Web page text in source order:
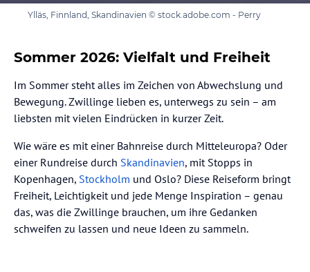
Ylläs, Finnland, Skandinavien © stock.adobe.com - Perry
Sommer 2026: Vielfalt und Freiheit
Im Sommer steht alles im Zeichen von Abwechslung und
Bewegung. Zwillinge lieben es, unterwegs zu sein – am
liebsten mit vielen Eindrücken in kurzer Zeit.
Wie wäre es mit einer Bahnreise durch Mitteleuropa? Oder
einer Rundreise durch Skandinavien, mit Stopps in
Kopenhagen, Stockholm und Oslo? Diese Reiseform bringt
Freiheit, Leichtigkeit und jede Menge Inspiration – genau
das, was die Zwillinge brauchen, um ihre Gedanken
schweifen zu lassen und neue Ideen zu sammeln.